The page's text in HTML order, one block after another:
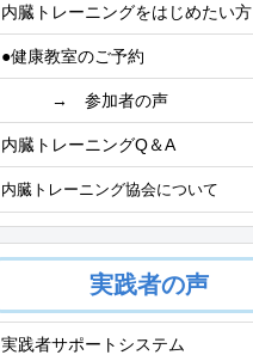
内臓トレーニングをはじめたい方
●健康教室のご予約
→ 参加者の声
内臓トレーニングQ＆A
内臓トレーニング協会について
実践者の声
実践者サポートシステム